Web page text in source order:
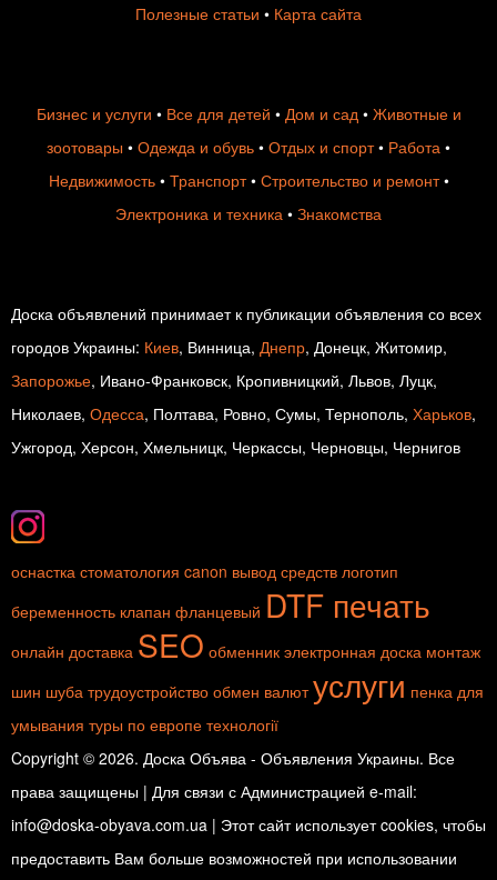
Полезные статьи • Карта сайта
Бизнес и услуги • Все для детей • Дом и сад• Животные и
зоотовары • Одежда и обувь • Отдых и спорт• Работа •
Недвижимость• Транспорт• Строительство и ремонт•
Электроника и техника • Знакомства
Доска объявлений принимает к публикации объявления со всех
городов Украины: Киев, Винница, Днепр, Донецк, Житомир,
Запорожье, Ивано-Франковск, Кропивницкий, Львов, Луцк,
Николаев, Одесса, Полтава, Ровно, Сумы, Тернополь, Харьков,
Ужгород, Херсон, Хмельницк, Черкассы, Черновцы, Чернигов
оснастка стоматология canon вывод средств логотип
беременность клапан фланцевый DTF печать
онлайн доставка SEO обменник электронная доска монтаж
шин шуба трудоустройство обмен валют услуги пенка для
умывания туры по европе технології
Copyright © 2026. Доска Объява - Объявления Украины. Все
права защищены | Для связи с Администрацией e-mail:
info@doska-obyava.com.ua | Этот сайт использует cookies, чтобы
предоставить Вам больше возможностей при использовании